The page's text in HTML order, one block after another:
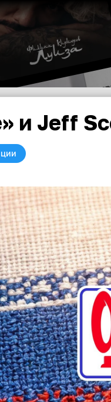
и Jeff